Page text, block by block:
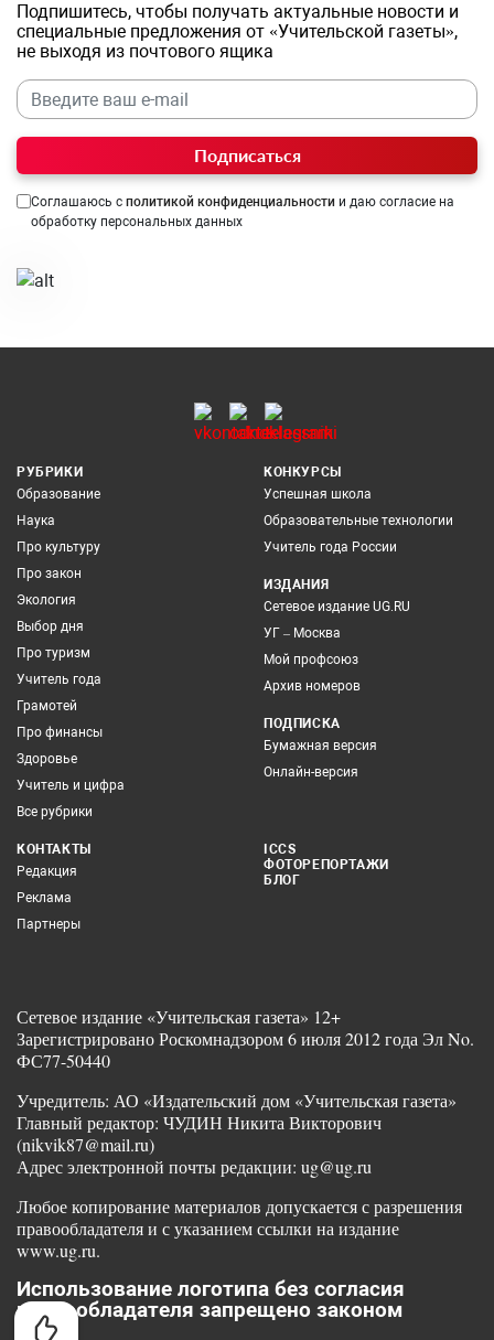
Подпишитесь, чтобы получать актуальные новости и
специальные предложения от «Учительской газеты»,
не выходя из почтового ящика
Подписаться
Соглашаюсь с политикой конфиденциальности и даю согласие на
обработку персональных данных
РУБРИКИ
Образование
Наука
Про культуру
Про закон
Экология
Выбор дня
Про туризм
Учитель года
Грамотей
Про финансы
Здоровье
Учитель и цифра
Все рубрики
КОНКУРСЫ
Успешная школа
Образовательные технологии
Учитель года России
ИЗДАНИЯ
Сетевое издание UG.RU
УГ – Москва
Мой профсоюз
Архив номеров
ПОДПИСКА
Бумажная версия
Онлайн-версия
КОНТАКТЫ
Редакция
Реклама
Партнеры
ICCS
ФОТОРЕПОРТАЖИ
БЛОГ
Сетевое издание «Учительская газета» 12+
Зарегистрировано Роскомнадзором 6 июля 2012 года Эл No.
ФС77-50440
Учредитель: АО «Издательский дом «Учительская газета»
Главный редактор: ЧУДИН Никита Викторович
(nikvik87@mail.ru)
Адрес электронной почты редакции: ug@ug.ru
Любое копирование материалов допускается с разрешения
правообладателя и с указанием ссылки на издание
www.ug.ru.
Использование логотипа без согласия
правообладателя запрещено законом